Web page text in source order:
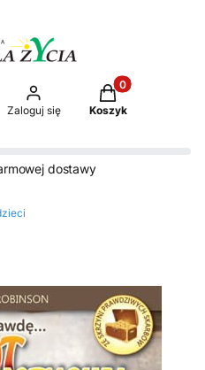
Zaloguj się
Produkty w
Koszyk
dostawy